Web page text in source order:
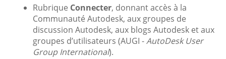
Rubrique Connecter, donnant accès à la
Communauté Autodesk, aux groupes de
discussion Autodesk, aux blogs Autodesk et aux
groupes d’utilisateurs (AUGI -AutoDesk User
Group International).